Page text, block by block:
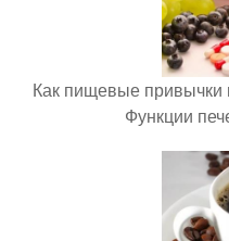
Как пищевые привычки
Функции